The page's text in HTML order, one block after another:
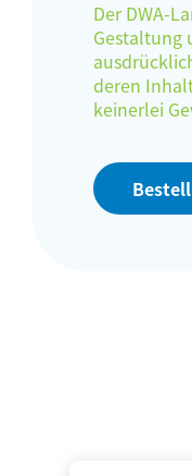
Der DWA-
Gestaltung
deren
keinerlei